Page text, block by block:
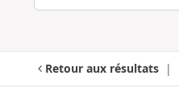
Retour aux résultats